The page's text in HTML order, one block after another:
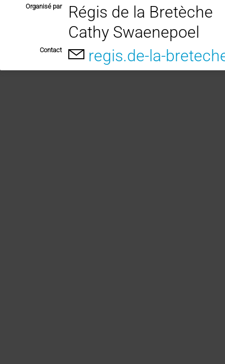
Organisé par
Régis de la Bretèche
Cathy Swaenepoel
Contact regis.de-la-